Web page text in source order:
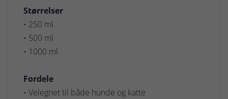
Størrelser
• 250 ml
• 500 ml
• 1000 ml
Fordele
• Velegnet til både hunde og katte